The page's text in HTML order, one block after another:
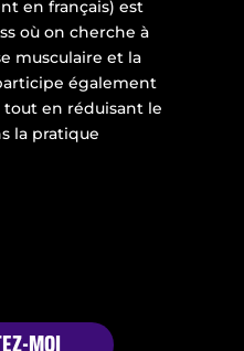
en français) est
où on cherche à
musculaire et la
également
tout en réduisant le
la pratique
MOI